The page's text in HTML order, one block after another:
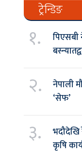
ट्रेन्डिङ
१.
पिएसबी
२.
नेपाली
‘सेफ’
३.
भदौदेखि
कृषि